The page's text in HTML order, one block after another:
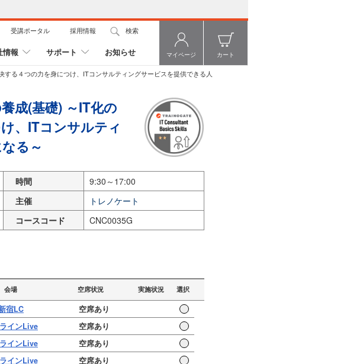
受講ポータル 採用情報 検索
情報 サポート お知らせ マイページ カート
る４つの力を身につけ、ITコンサルティングサービスを提供できる人
成(基礎) ～IT化の
、ITコンサルティ
る～
時間
9:30～17:00
主催
トレノケート
コースコード
CNC0035G
会場 空席状況 実施状況 選択
宿LC
空席あり
インLive
空席あり
インLive
空席あり
インLive
空席あり